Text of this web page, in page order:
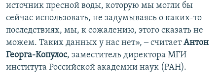
источник пресной воды, которую мы могли бы
сейчас использовать, не задумываясь о каких-то
последствиях, мы, к сожалению, этого сказать не
можем. Таких данных у нас нет», ‒ считаетАнтон
Георга-Копулос, заместитель директора МГИ
института Российской академии наук (РАН).